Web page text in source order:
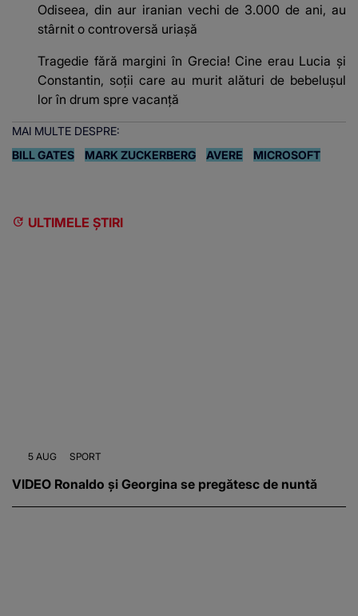
Odiseea, din aur iranian vechi de 3.000 de ani, au
stârnit o controversă uriașă
Tragedie fără margini în Grecia! Cine erau Lucia și
Constantin, soții care au murit alături de bebelușul
lor în drum spre vacanță
MAI MULTE DESPRE:
BILL GATES
MARK ZUCKERBERG AVERE MICROSOFT
ULTIMELE ȘTIRI
5 AUG SPORT
VIDEO Ronaldo și Georgina se pregătesc de nuntă